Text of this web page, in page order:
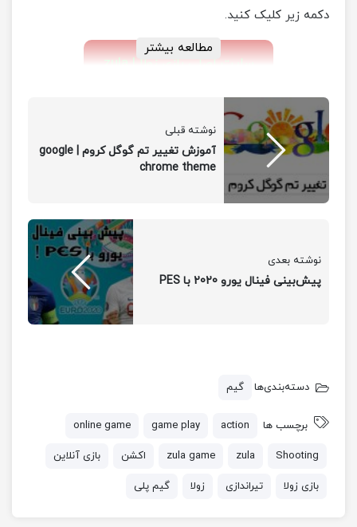
دکمه زیر کلیک کنید.
سایت اصلی بازی زولا | zula
مطالعه بیشتر
نوشته قبلی
آموزش تغییر تم گوگل کروم | google
chrome theme
نوشته بعدی
پیش‌بینی فینال یورو 2020 با PES
دسته‌بندی‌ها گیم
برچسب ها action
game play
online game
Shooting
zula
zula game اکشن بازی آنلاین
بازی زولا تیراندازی زولا گیم پلی